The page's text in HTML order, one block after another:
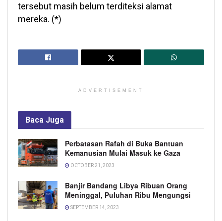
tersebut masih belum terditeksi alamat
mereka. (*)
ADVERTISEMENT
Baca Juga
Perbatasan Rafah di Buka Bantuan
Kemanusian Mulai Masuk ke Gaza
OCTOBER 21, 2023
Banjir Bandang Libya Ribuan Orang
Meninggal, Puluhan Ribu Mengungsi
SEPTEMBER 14, 2023